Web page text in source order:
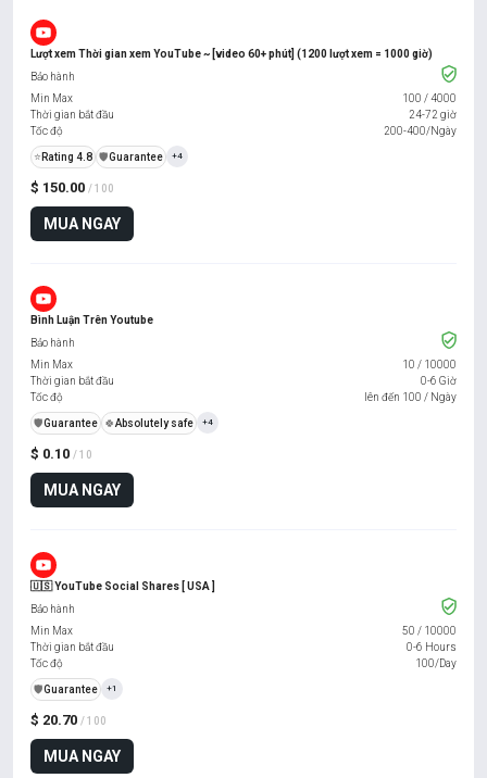
Lượt xem Thời gian xem YouTube ~ [video 60+ phút] (1200 lượt xem = 1000 giờ)
$ 150.00 / 100
MUA NGAY
Bảo hành
Min Max
100 /4000
Thời gian bắt đầu
24-72 giờ
Tốc độ
200-400/Ngày
⭐ Rating 4.8 ️🛡️Guarantee +4
Bình Luận Trên Youtube
$ 0.10 / 10
MUA NGAY
Bảo hành
Min Max
10 / 10000
Thời gian bắt đầu
0-6 Giờ
Tốc độ
lên đến 100 / Ngày
️🛡️Guarantee 🍀Absolutely safe +4
🇺🇸 YouTube Social Shares [ USA ]
$ 20.70 / 100
MUA NGAY
Bảo hành
Min Max
50 / 10000
Thời gian bắt đầu
0-6 Hours
Tốc độ
100/Day
️🛡️Guarantee +1